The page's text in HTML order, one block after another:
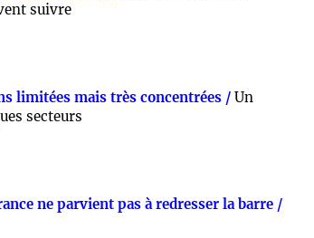
suivre
limitées mais très concentrées / Un
secteurs
ne parvient pas à redresser la barre /